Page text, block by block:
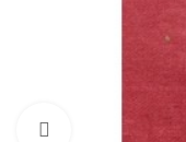
Click to enlarge